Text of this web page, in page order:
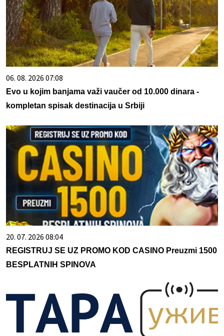
06. 08. 2026 07:08
Evo u kojim banjama važi vaučer od 10.000 dinara -
kompletan spisak destinacija u Srbiji
20. 07. 2026 08:04
REGISTRUJ SE UZ PROMO KOD CASINO Preuzmi 1500
BESPLATNIH SPINOVA